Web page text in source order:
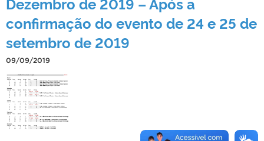
confirmação do evento de 24 e 25 de
setembro de 2019
09/09/2019